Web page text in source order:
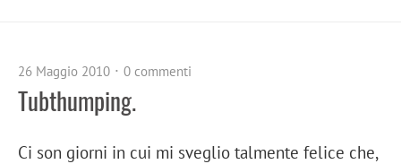
26 Maggio 2010 0 commenti
Tubthumping.
Ci son giorni in cui mi sveglio talmente felice che,